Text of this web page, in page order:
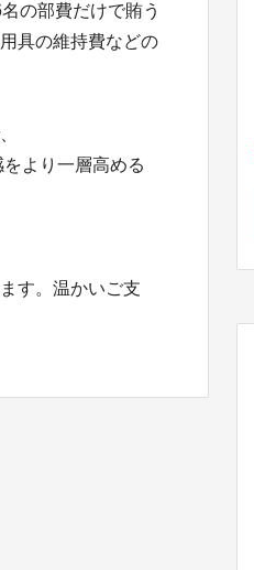
の部費だけで賄う
具の維持費などの
より一層高める
す。温かいご支